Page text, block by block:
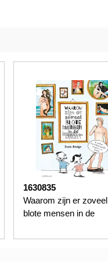
1630835
Waarom zijn er zoveel
blote mensen in de